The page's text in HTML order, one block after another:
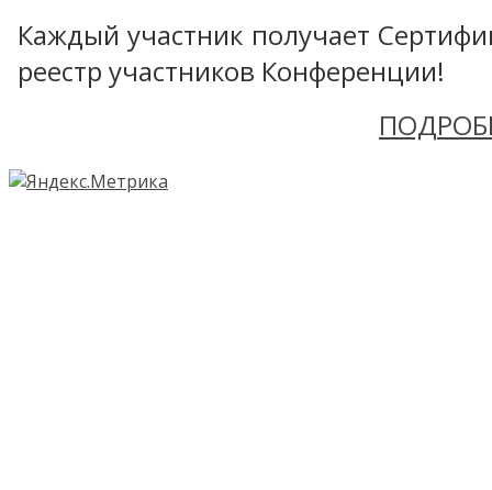
Каждый участник получает
реестр участников Конференции!